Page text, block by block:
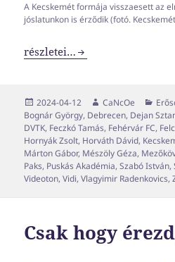
A Kecskemét formája visszaesett az
jóslatunkon is érződik (fotó.
NB1-es erősorrend 2023-2024
részletei…
Közzétéve
2024-04-12 Szerző
CaNcOe
Bognár György, Debrecen, Dejan
DVTK, Feczkó Tamás, Fehérvár FC,
Hornyák Zsolt, Horváth Dávid,
Márton Gábor, Mészöly Géza,
Paks, Puskás Akadémia,Szabó István,
Videoton,Vidi,Vlagyimir Radenkovics,
Csak hogy